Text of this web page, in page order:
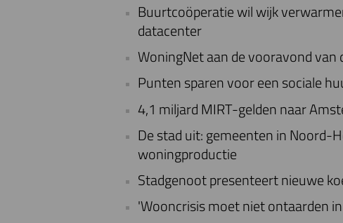
Buurtcoöperatie wil wijk
datacenter
WoningNet aan de vooravond van
Punten sparen voor een sociale
4,1 miljard MIRT-gelden naar
De stad uit: gemeenten in Noord-
woningproductie
Stadgenoot presenteert nieuwe
'Wooncrisis moet niet ontaarden